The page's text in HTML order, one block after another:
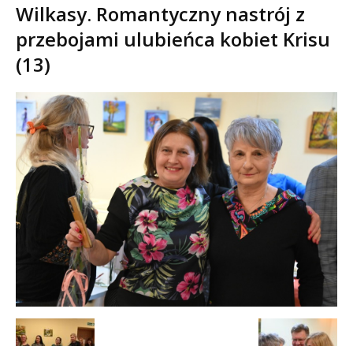
Wilkasy. Romantyczny nastrój z
przebojami ulubieńca kobiet Krisu
(13)